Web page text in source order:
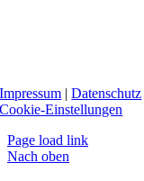
Impressum |Datenschutz
Cookie-Einstellungen
Page load link
Nach oben